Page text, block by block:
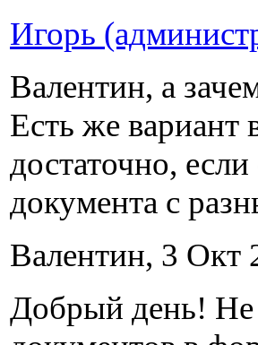
Игорь
Валентин, а
Есть же вариант
достаточно,
документа с
Валентин, 3 Окт
Добрый день!